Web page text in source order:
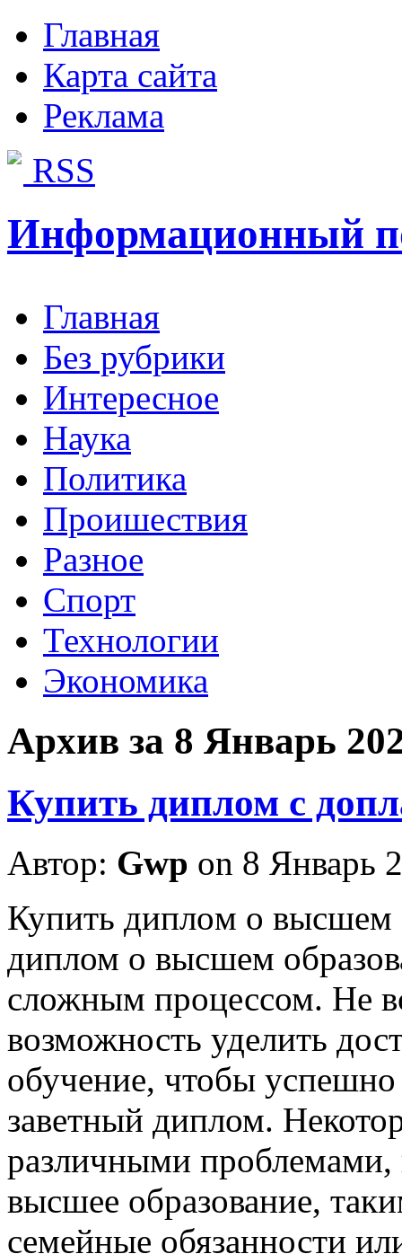
Главная
Карта сайта
Реклама
RSS
Информационный
Главная
Без рубрики
Интересное
Наука
Политика
Проишествия
Разное
Спорт
Технологии
Экономика
Архив за 8 Январь
Купить диплом с
Автор: Gwp on 8 Январь
Купить диплoм o высшeм
диплом о высшем
сложным процессом. Не
возможность уделить
обучение, чтобы успешно
заветный диплом.
различными
высшее образование,
семейные обязанности